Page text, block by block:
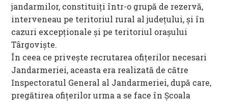
jandarmilor, constituiţi într-o grupă de rezervă,
interveneau pe teritoriul rural al judeţului, şi în
cazuri excepţionale şi pe teritoriul oraşului
Târgovişte.
În ceea ce priveşte recrutarea ofiţerilor necesari
Jandarmeriei, aceasta era realizată de către
Inspectoratul General al Jandarmeriei, după care,
pregătirea ofiţerilor urma a se face în Şcoala